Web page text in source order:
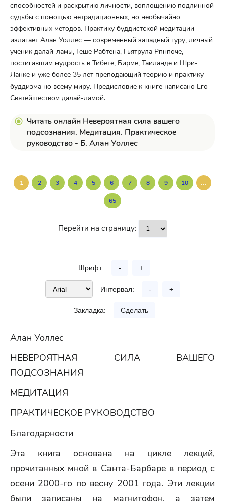
способностей и раскрытию личности, воплощению подлинной
судьбы с помощью нетрадиционных, но необычайно
эффективных методов. Практику буддистской медитации
излагает Алан Уоллес — современный западный гуру, личный
ученик далай-ламы, Геше Рабтена, Гьятрула Рпнпоче,
постигавшим мудрость в Тибете, Бирме, Таиланде и Шри-
Ланке и уже более 35 лет преподающий теорию и практику
буддизма но всему миру. Предисловие к книге написано Его
Святейшеством далай-ламой.
Читать онлайн Невероятная сила вашего
подсознания. Медитация. Практическое
руководство - Б. Алан Уоллес
1 2 3 4 5 6 7 8 9 10 ...
65
Перейти на страницу:
Шрифт: - +
Интервал: - +
Закладка: Сделать
Алан Уоллес
НЕВЕРОЯТНАЯ СИЛА ВАШЕГО
ПОДСОЗНАНИЯ
МЕДИТАЦИЯ
ПРАКТИЧЕСКОЕ РУКОВОДСТВО
Благодарности
Эта книга основана на цикле лекций,
прочитанных мной в Санта-Барбаре в период с
осени 2000-го по весну 2001 года. Эти лекции
были записаны на магнитофон, а затем